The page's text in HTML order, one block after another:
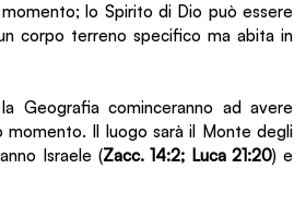
lo Spirito di Dio può essere
corpo terreno specifico ma abita in
Geografia cominceranno ad avere
Il luogo sarà il Monte degli
Israele (Zacc. 14:2; Luca 21:20) e